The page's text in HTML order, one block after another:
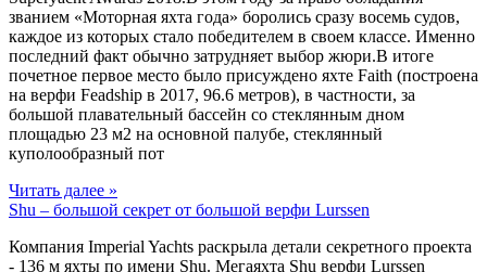
званием «Моторная яхта года» боролись сразу восемь судов,
каждое из которых стало победителем в своем классе. Именно
последний факт обычно затрудняет выбор жюри.В итоге
почетное первое место было присуждено яхте Faith (построена
на верфи Feadship в 2017, 96.6 метров), в частности, за
большой плавательный бассейн со стеклянным дном
площадью 23 м2 на основной палубе, стеклянный
куполообразный пот
Читать далее »
Shu – большой секрет от большой верфи Lurssen
Компания Imperial Yachts раскрыла детали секретного проекта
- 136 м яхты по имени Shu. Мегаяхта Shu верфи Lurssen